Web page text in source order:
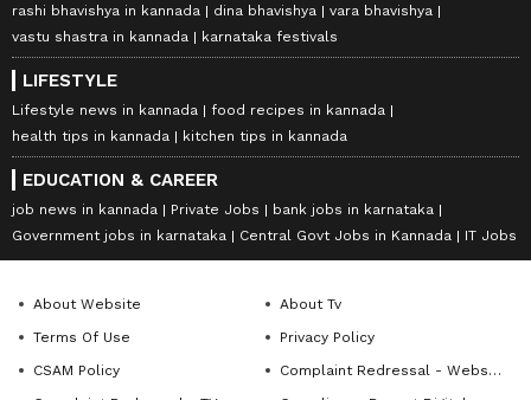
rashi bhavishya in kannada dina bhavishya
vara bhavishya
vastu shastra in kannada
karnataka festivals
LIFESTYLE
Lifestyle news in kannada
food recipes in kannada
health tips in kannada
kitchen tips in kannada
EDUCATION & CAREER
job news in kannada Private Jobs
bank jobs in karnataka
Government jobs in karnataka
Central Govt Jobs in Kannada IT Jobs
About Website
About Tv
Terms Of Use
Privacy Policy
CSAM Policy
Complaint Redressal - Website